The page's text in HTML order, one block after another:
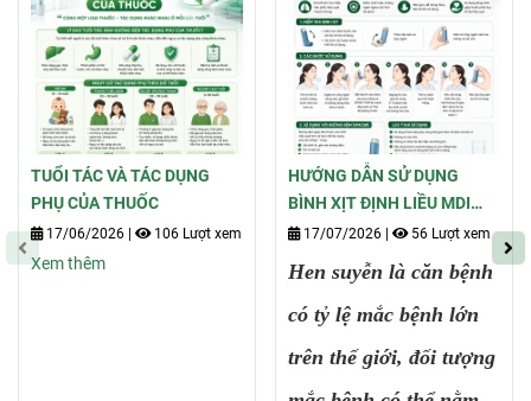
TUỔI TÁC VÀ TÁC DỤNG
PHỤ CỦA THUỐC
17/06/2026 106 Lượt xem
Xem thêm
HƯỚNG DẪN SỬ DỤNG
BÌNH XỊT ĐỊNH LIỀU MDI
DÀNH CHO NGƯỜI BỆNH
HEN SUYỄN
17/07/2026 56 Lượt xem
Hen suyễn là căn bệnh
có tỷ lệ mắc bệnh lớn
trên thế giới, đối tượng